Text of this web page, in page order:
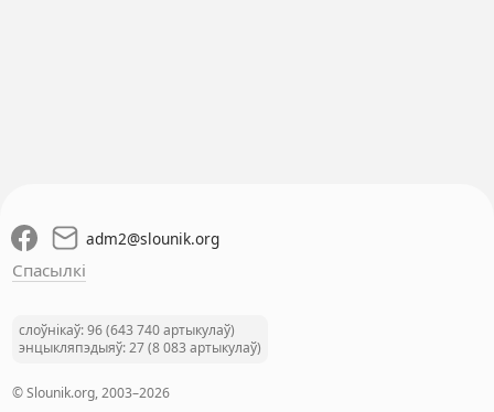
adm2@slounik.org
Спасылкі
слоўнікаў: 96 (643 740 артыкулаў)
энцыкляпэдыяў: 27 (8 083 артыкулаў)
© Slounik.org, 2003–2026